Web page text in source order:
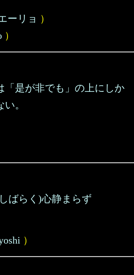
ーリョ ）
）
「是が非でも」の上にしか
。
ばらく)心静まらず
）